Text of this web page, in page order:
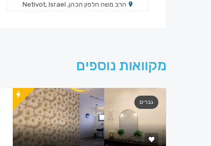
הרב משה חלפון הכהן, Netivot, Israel
מקוואות נוספים
גברים